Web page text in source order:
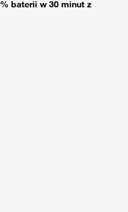
baterii w 30 minut z